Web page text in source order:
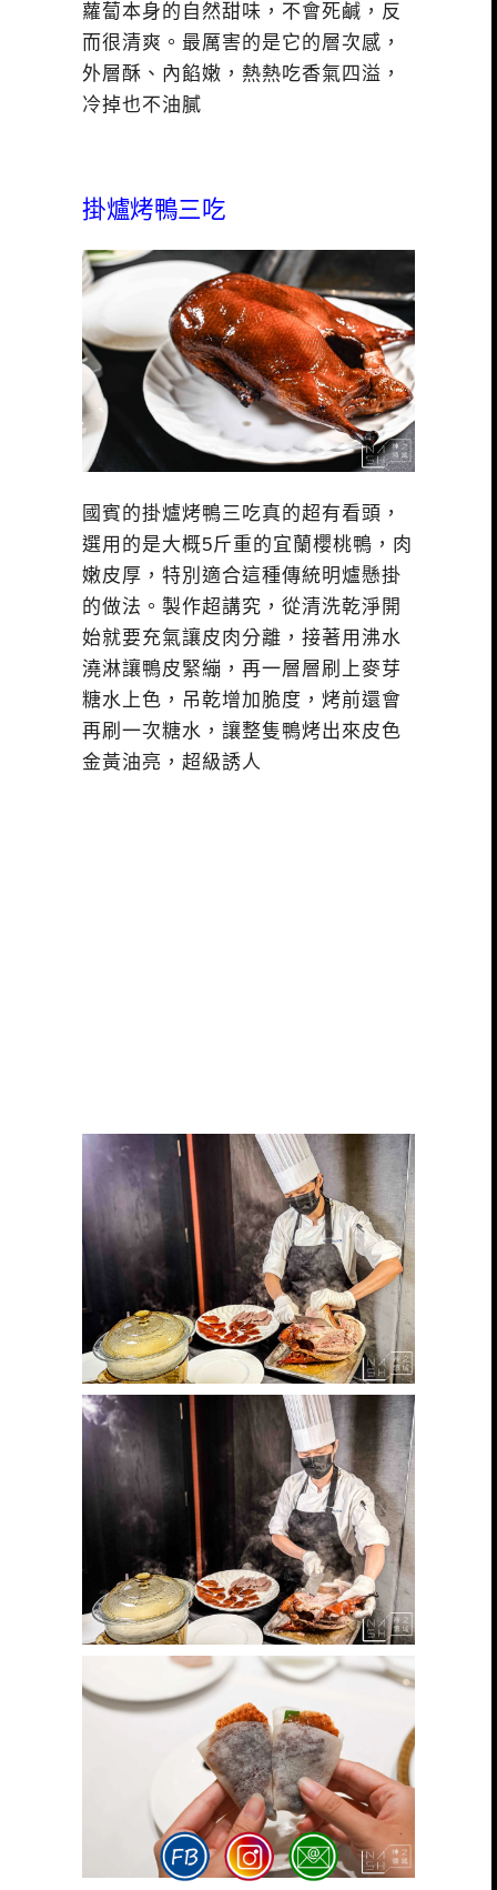
蘿蔔本身的自然甜味，不會死鹹，反
而很清爽。最厲害的是它的層次感，
外層酥、內餡嫩，熱熱吃香氣四溢，
冷掉也不油膩
掛爐烤鴨三吃
國賓的掛爐烤鴨三吃真的超有看頭，
選用的是大概5斤重的宜蘭櫻桃鴨，肉
嫩皮厚，特別適合這種傳統明爐懸掛
的做法。製作超講究，從清洗乾淨開
始就要充氣讓皮肉分離，接著用沸水
澆淋讓鴨皮緊繃，再一層層刷上麥芽
糖水上色，吊乾增加脆度，烤前還會
再刷一次糖水，讓整隻鴨烤出來皮色
金黃油亮，超級誘人